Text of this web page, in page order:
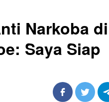
Narkoba di
Saya Siap